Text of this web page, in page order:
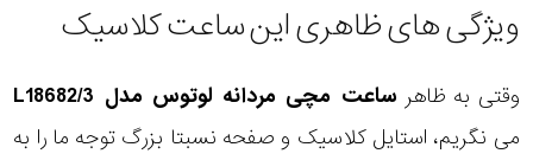
ویژگی های ظاهری این ساعت کلاسیک
وقتی به ظاهر ساعت مچی مردانه لوتوس مدل L18682/3
می نگریم، استایل کلاسیک و صفحه نسبتا بزرگ توجه ما را به